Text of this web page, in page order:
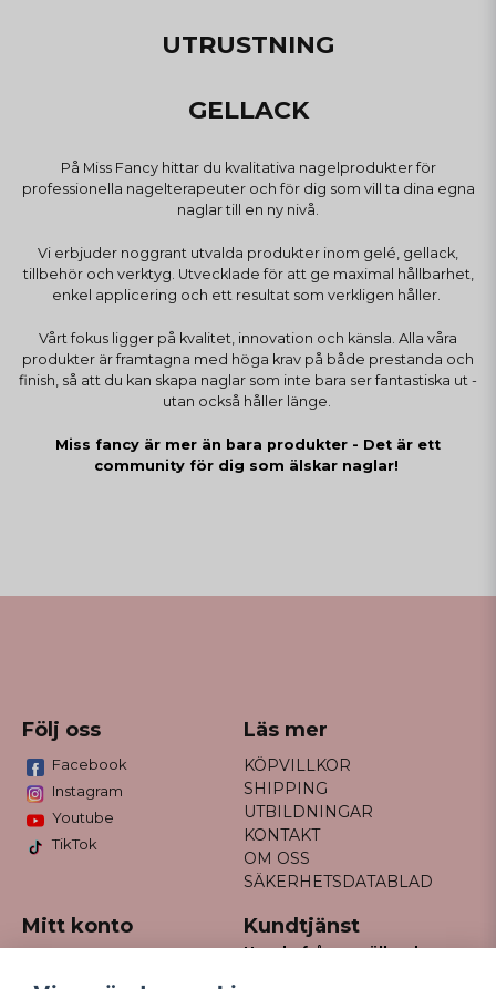
UTRUSTNING
GELLACK
På Miss Fancy hittar du kvalitativa nagelprodukter för
professionella nagelterapeuter och för dig som vill ta dina egna
naglar till en ny nivå.
Vi erbjuder noggrant utvalda produkter inom gelé, gellack,
tillbehör och verktyg. Utvecklade för att ge maximal hållbarhet,
enkel applicering och ett resultat som verkligen håller.
Vårt fokus ligger på kvalitet, innovation och känsla. Alla våra
produkter är framtagna med höga krav på både prestanda och
finish, så att du kan skapa naglar som inte bara ser fantastiska ut -
utan också håller länge.
Miss fancy är mer än bara produkter - Det är ett
community för dig som älskar naglar!
Följ oss
Facebook
Instagram
Youtube
TikTok
Läs mer
KÖPVILLKOR
SHIPPING
UTBILDNINGAR
KONTAKT
OM OSS
SÄKERHETSDATABLAD
Mitt konto
Registrera dig
Kundtjänst
Har du frågor gällande